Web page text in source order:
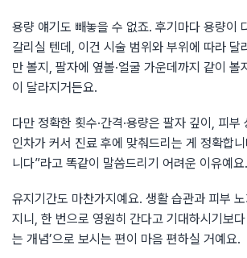
용량 얘기도 빼놓을 수 없죠. 후기마다 용량이
갈리실 텐데, 이건 시술 범위와 부위에 따라 달
만 볼지, 팔자에 옆볼·얼굴 가운데까지 같이 볼
이 달라지거든요.
다만 정확한 횟수·간격·용량은 팔자 깊이, 피
인차가 커서 진료 후에 맞춰드리는 게 정확합
니다”라고 똑같이 말씀드리기 어려운 이유예요.
유지기간도 마찬가지예요. 생활 습관과 피부
지니, 한 번으로 영원히 간다고 기대하시기보
는 개념’으로 보시는 편이 마음 편하실 거예요.